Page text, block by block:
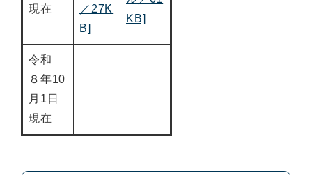
現在
／27K
B]
KB]
令和
８年10
月1日
現在